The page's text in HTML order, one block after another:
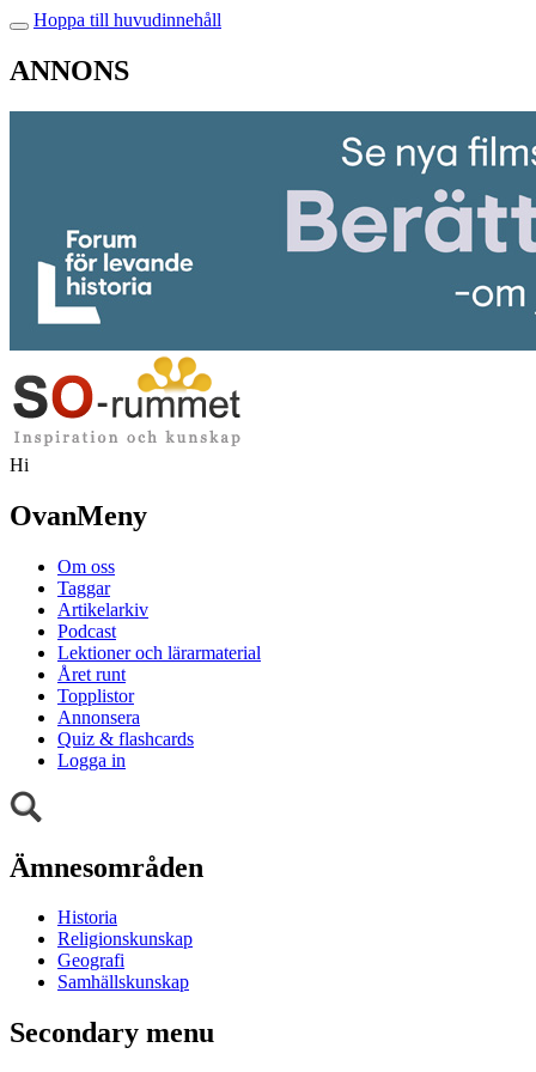
Hoppa till huvudinnehåll
ANNONS
Hi
OvanMeny
Om oss
Taggar
Artikelarkiv
Podcast
Lektioner och lärarmaterial
Året runt
Topplistor
Annonsera
Quiz & flashcards
Logga in
Ämnesområden
Historia
Religionskunskap
Geografi
Samhällskunskap
Secondary menu